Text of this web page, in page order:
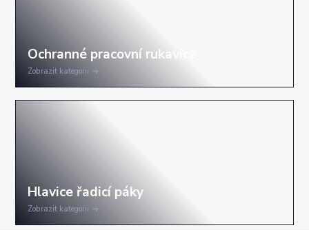
Zobrazit kategorii
Zobrazit kategorii